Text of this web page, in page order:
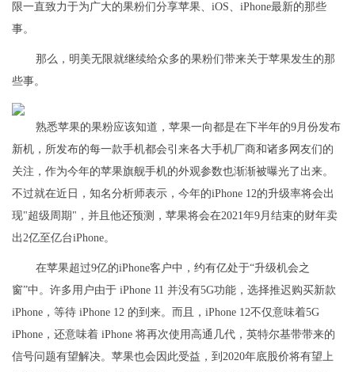
限一直致力于为广大的果粉们分享苹果、iOS、iPhone最新的那些
事。
那么，明美无限就继续给众多的果粉们带来关于苹果发生的那
些事。
熟悉苹果的果粉应该知道，苹果一向都是在下半年的9月份发布
新机，所发布的每一款手机都会引来各大手机厂商和诸多网友们的
关注，作为今年的苹果旗舰手机的外观参数也渐渐被曝光了出来。
不过就在近日，知名分析师表示，今年的iPhone 12的升级率将会出
现"超级周期"，并且他还预测，苹果将会在2021年9月结束的财年卖
出2亿至亿台iPhone。
在苹果超过9亿的iPhone客户中，约有亿处于“升级机会之
窗”中。许多用户由于 iPhone 11 并没有5G功能，选择推迟购买新款
iPhone，等待 iPhone 12 的到来。而且，iPhone 12不仅意味着5G
iPhone，还意味着 iPhone 将再次使用高通几代，英特尔基带带来的
信号问题有望解决。苹果也会因此受益，到2020年底股价将有望上